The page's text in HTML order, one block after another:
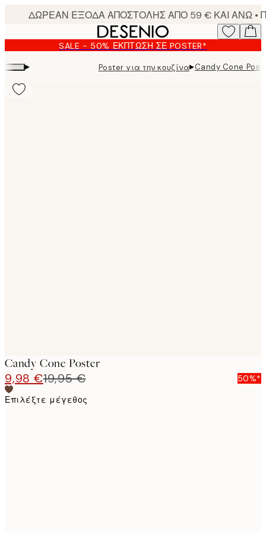
content.
SALE - 50% ΈΚΠΤΩΣΗ ΣΕ POSTER*
▸ Poster για την κουζίνα▸Candy Cone
Candy Cone Poster
9,98 €19,95 €
50%*
Επιλέξτε μέγεθος